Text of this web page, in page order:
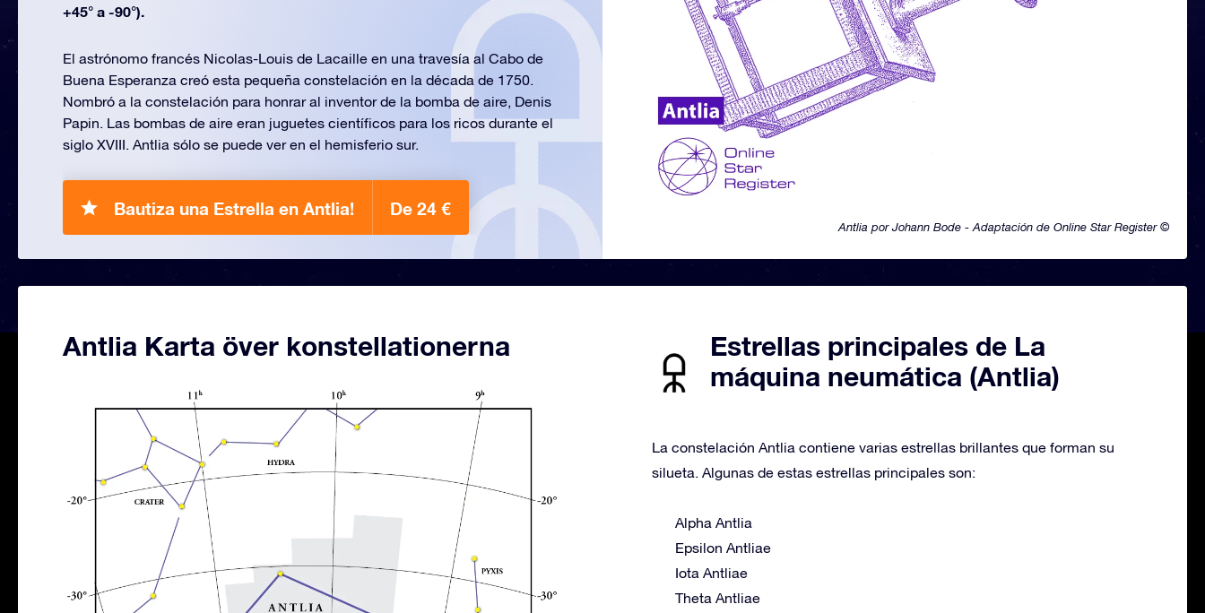
Antlia por Johann Bode - Adaptación de Online Star Register ©
+45° a -90°).
El astrónomo francés Nicolas-Louis de Lacaille en una travesía al Cabo de
Buena Esperanza creó esta pequeña constelación en la década de 1750.
Nombró a la constelación para honrar al inventor de la bomba de aire, Denis
Papin. Las bombas de aire eran juguetes científicos para los ricos durante el
siglo XVIII. Antlia sólo se puede ver en el hemisferio sur.
Bautiza una Estrella en Antlia! De 24 €
Antlia Karta över konstellationerna
Estrellas principales de La
máquina neumática (Antlia)
La constelación Antlia contiene varias estrellas brillantes que forman su
silueta. Algunas de estas estrellas principales son:
Alpha Antlia
Epsilon Antliae
Iota Antliae
Theta Antliae